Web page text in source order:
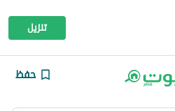
تنزيل
حفظ